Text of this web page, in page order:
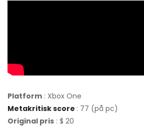
Platform : Xbox One
Metakritisk score : 77 (på pc)
Original pris : $ 20